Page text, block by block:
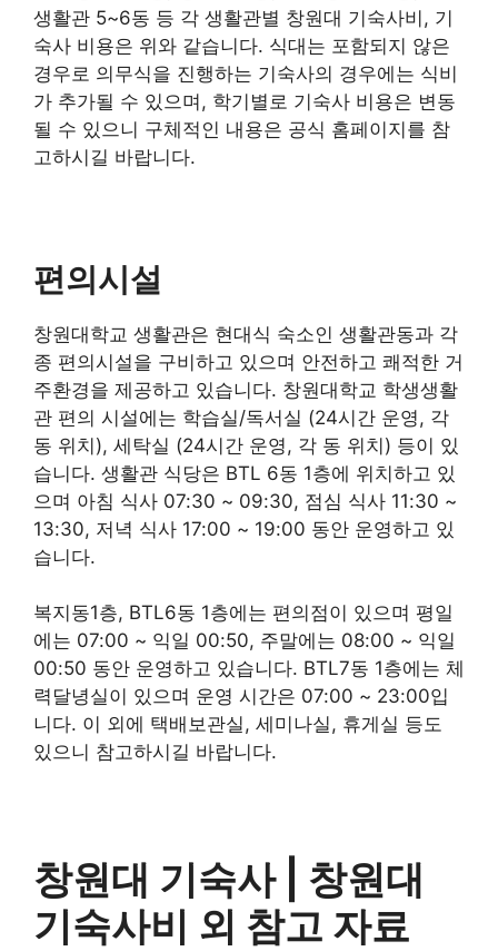
생활관 5~6동 등 각 생활관별 창원대 기숙사비, 기
숙사 비용은 위와 같습니다. 식대는 포함되지 않은
경우로 의무식을 진행하는 기숙사의 경우에는 식비
가 추가될 수 있으며, 학기별로 기숙사 비용은 변동
될 수 있으니 구체적인 내용은 공식 홈페이지를 참
고하시길 바랍니다.
편의시설
창원대학교 생활관은 현대식 숙소인 생활관동과 각
종 편의시설을 구비하고 있으며 안전하고 쾌적한 거
주환경을 제공하고 있습니다. 창원대학교 학생생활
관 편의 시설에는 학습실/독서실 (24시간 운영, 각
동 위치), 세탁실 (24시간 운영, 각 동 위치) 등이 있
습니다. 생활관 식당은 BTL 6동 1층에 위치하고 있
으며 아침 식사 07:30 ~ 09:30, 점심 식사 11:30 ~
13:30, 저녁 식사 17:00 ~ 19:00 동안 운영하고 있
습니다.
복지동1층, BTL6동 1층에는 편의점이 있으며 평일
에는 07:00 ~ 익일 00:50, 주말에는 08:00 ~ 익일
00:50 동안 운영하고 있습니다. BTL7동 1층에는 체
력달녕실이 있으며 운영 시간은 07:00 ~ 23:00입
니다. 이 외에 택배보관실, 세미나실, 휴게실 등도
있으니 참고하시길 바랍니다.
창원대 기숙사 | 창원대
기숙사비 외 참고 자료